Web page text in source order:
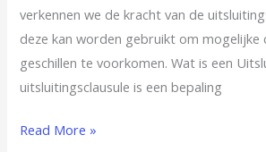
verkennen we de kracht van de
deze kan worden gebruikt om mogelijke
geschillen te voorkomen. Wat is een
uitsluitingsclausule is een bepaling
Read More »